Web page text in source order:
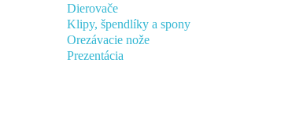
Dierovače
Klipy, špendlíky a spony
Orezávacie nože
Prezentácia